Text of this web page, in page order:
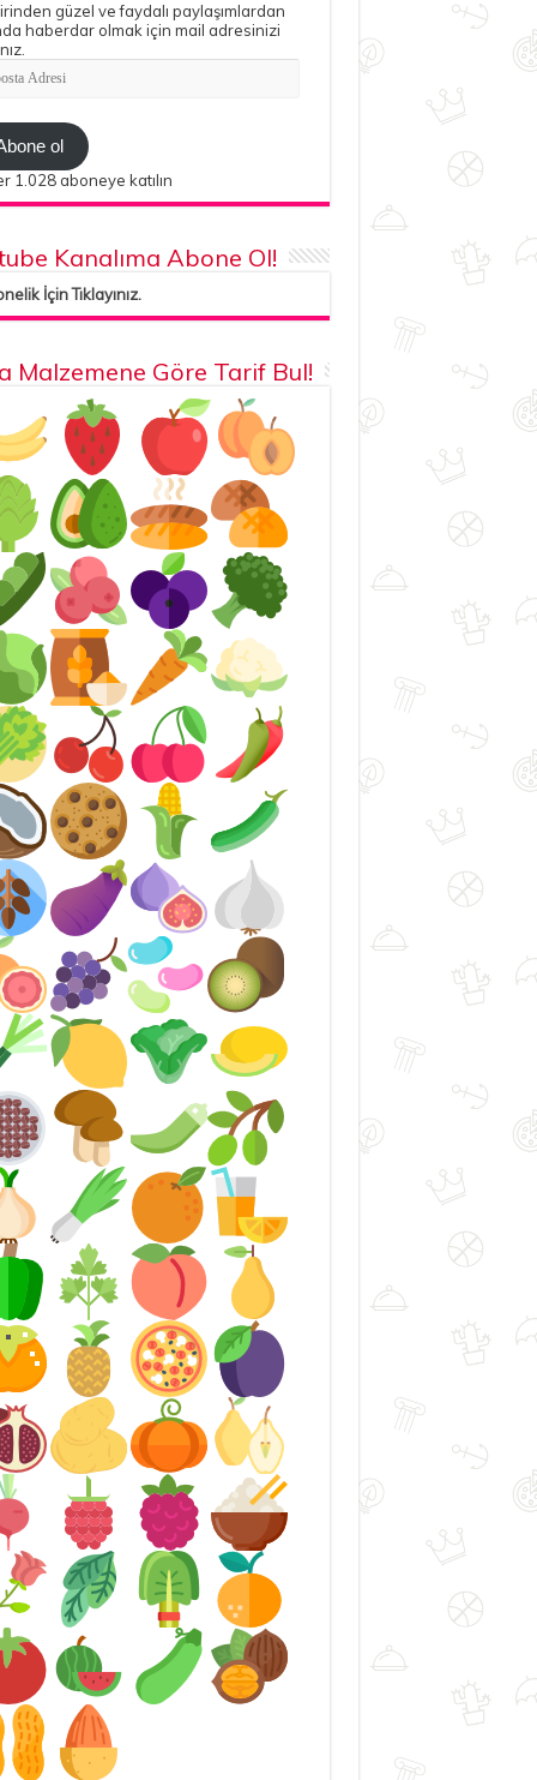
güzel ve faydalı paylaşımlardan
haberdar olmak için mail adresinizi
ol
1.028 aboneye katılın
Kanalıma Abone Ol!
İçin Tıklayınız.
Malzemene Göre Tarif Bul!